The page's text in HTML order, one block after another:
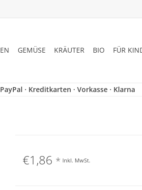
GEMÜSE KRÄUTER BIO FÜR
PayPal · Kreditkarten · Vorkasse · Klarna
€1,86 * Inkl. MwSt.